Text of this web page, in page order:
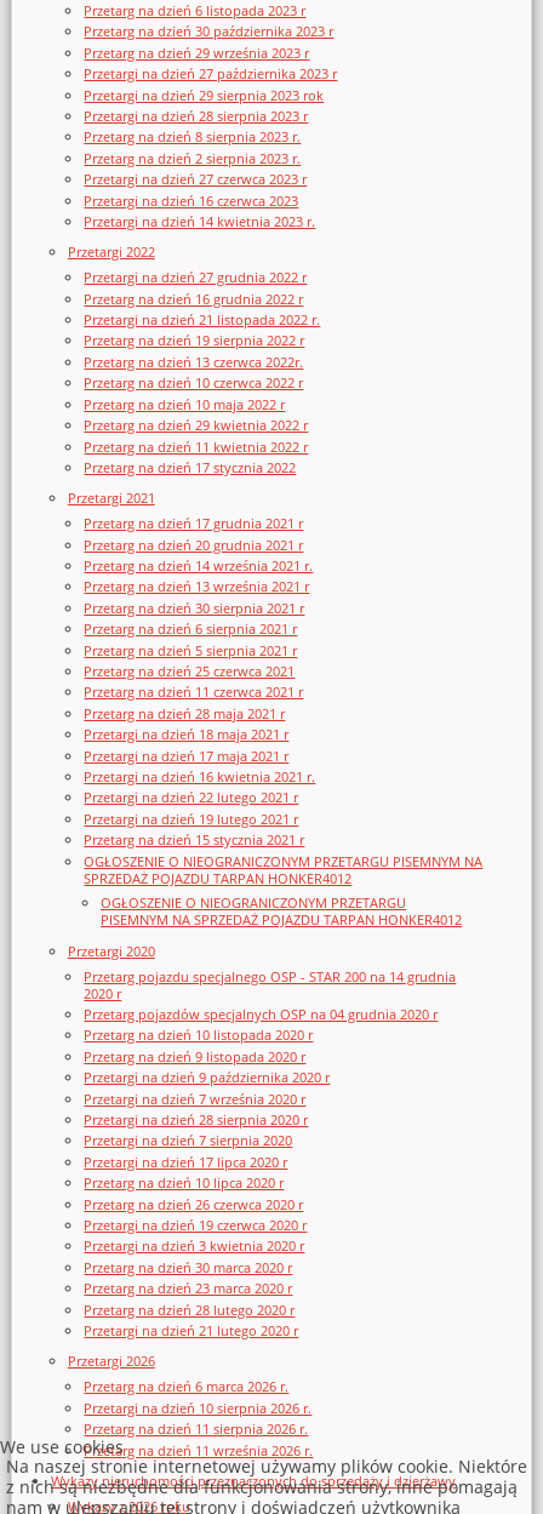
Przetarg na dzień 6 listopada 2023 r
Przetarg na dzień 30 października 2023 r
Przetarg na dzień 29 września 2023 r
Przetargi na dzień 27 października 2023 r
Przetargi na dzień 29 sierpnia 2023 rok
Przetargi na dzień 28 sierpnia 2023 r
Przetarg na dzień 8 sierpnia 2023 r.
Przetarg na dzień 2 sierpnia 2023 r.
Przetargi na dzień 27 czerwca 2023 r
Przetargi na dzień 16 czerwca 2023
Przetargi na dzień 14 kwietnia 2023 r.
Przetargi 2022
Przetargi na dzień 27 grudnia 2022 r
Przetarg na dzień 16 grudnia 2022 r
Przetargi na dzień 21 listopada 2022 r.
Przetarg na dzień 19 sierpnia 2022 r
Przetarg na dzień 13 czerwca 2022r.
Przetarg na dzień 10 czerwca 2022 r
Przetarg na dzień 10 maja 2022 r
Przetarg na dzień 29 kwietnia 2022 r
Przetarg na dzień 11 kwietnia 2022 r
Przetarg na dzień 17 stycznia 2022
Przetargi 2021
Przetarg na dzień 17 grudnia 2021 r
Przetarg na dzień 20 grudnia 2021 r
Przetarg na dzień 14 września 2021 r.
Przetarg na dzień 13 września 2021 r
Przetarg na dzień 30 sierpnia 2021 r
Przetarg na dzień 6 sierpnia 2021 r
Przetarg na dzień 5 sierpnia 2021 r
Przetarg na dzień 25 czerwca 2021
Przetarg na dzień 11 czerwca 2021 r
Przetarg na dzień 28 maja 2021 r
Przetargi na dzień 18 maja 2021 r
Przetargi na dzień 17 maja 2021 r
Przetargi na dzień 16 kwietnia 2021 r.
Przetargi na dzień 22 lutego 2021 r
Przetargi na dzień 19 lutego 2021 r
Przetarg na dzień 15 stycznia 2021 r
OGŁOSZENIE O NIEOGRANICZONYM PRZETARGU PISEMNYM NA
SPRZEDAŻ POJAZDU TARPAN HONKER4012
OGŁOSZENIE O NIEOGRANICZONYM PRZETARGU
PISEMNYM NA SPRZEDAŻ POJAZDU TARPAN HONKER4012
Przetargi 2020
Przetarg pojazdu specjalnego OSP - STAR 200 na 14 grudnia
2020 r
Przetarg pojazdów specjalnych OSP na 04 grudnia 2020 r
Przetarg na dzień 10 listopada 2020 r
Przetarg na dzień 9 listopada 2020 r
Przetargi na dzień 9 października 2020 r
Przetargi na dzień 7 września 2020 r
Przetargi na dzień 28 sierpnia 2020 r
Przetargi na dzień 7 sierpnia 2020
Przetargi na dzień 17 lipca 2020 r
Przetarg na dzień 10 lipca 2020 r
Przetarg na dzień 26 czerwca 2020 r
Przetargi na dzień 19 czerwca 2020 r
Przetargi na dzień 3 kwietnia 2020 r
Przetarg na dzień 30 marca 2020 r
Przetarg na dzień 23 marca 2020 r
Przetarg na dzień 28 lutego 2020 r
Przetargi na dzień 21 lutego 2020 r
Przetargi 2026
Przetarg na dzień 6 marca 2026 r.
Przetargi na dzień 10 sierpnia 2026 r.
Przetarg na dzień 11 sierpnia 2026 r.
Przetarg na dzień 11 września 2026 r.
Wykazy nieruchomości przeznaczonych do sprzedaży i dzierżawy
Wykazy z 2026 roku
We use cookies
Na naszej stronie internetowej używamy plików cookie. Niektóre
z nich są niezbędne dla funkcjonowania strony, inne pomagają
nam w ulepszaniu tej strony i doświadczeń użytkownika